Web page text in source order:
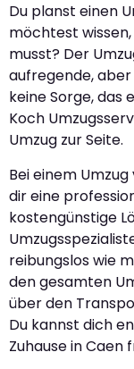
Du planst einen
möchtest
musst? Der
aufregende,
keine Sorge, das
Koch
Umzug zur Seite.
Bei einem
dir eine
kostengünstige
reibungslos wie
den gesamten
über den
Du kannst dich
Zuhause in Caen